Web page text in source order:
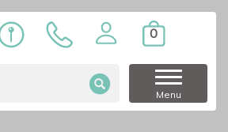
0
Menu